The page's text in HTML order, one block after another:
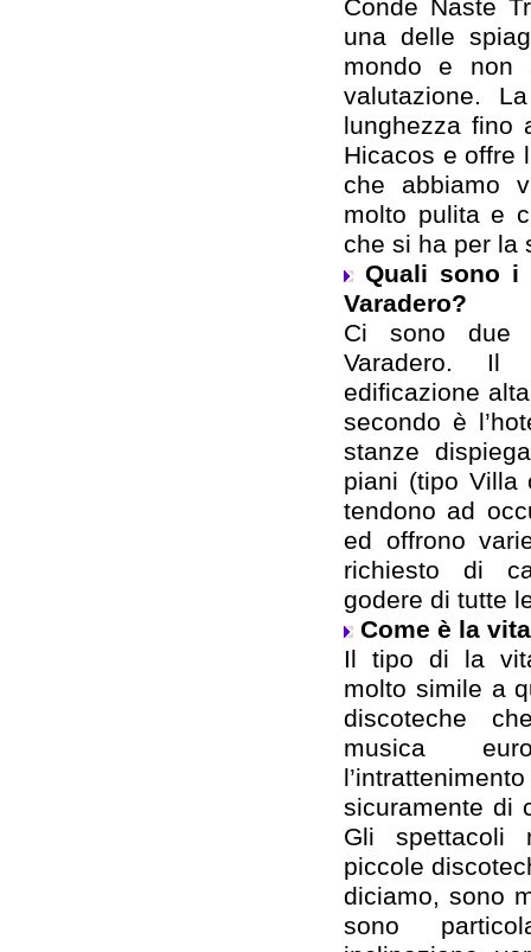
Conde Naste
una delle
mondo e non
valutazione.
lunghezza fino
Hicacos e offre
che abbiamo
molto pulita e
che si ha per la
Quali sono
Varadero?
Ci sono due
Varadero.
edificazione
secondo è
stanze
piani (tipo Villa
tendono ad
ed offrono
richiesto di
godere di tutte
Come è la
Il tipo di la
molto simile a
discoteche
musica
sicuramente di
Gli spettacoli
piccole
diciamo, sono
sono